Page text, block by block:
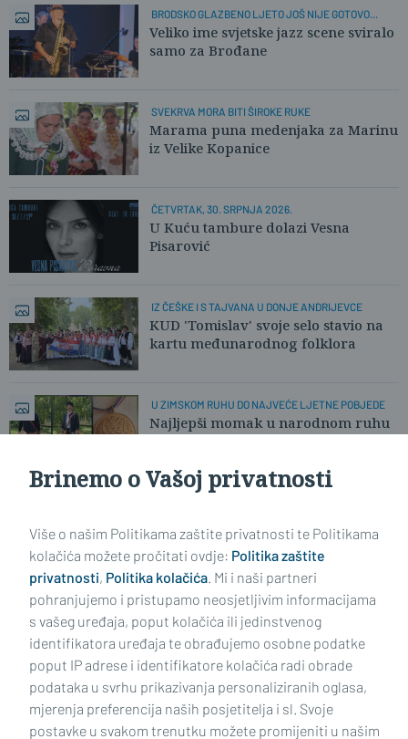
BRODSKO GLAZBENO LJETO JOŠ NIJE GOTOVO...
Veliko ime svjetske jazz scene sviralo
samo za Brođane
SVEKRVA MORA BITI ŠIROKE RUKE
Marama puna medenjaka za Marinu
iz Velike Kopanice
ČETVRTAK, 30. SRPNJA 2026.
U Kuću tambure dolazi Vesna
Pisarović
IZ ČEŠKE I S TAJVANA U DONJE ANDRIJEVCE
KUD 'Tomislav' svoje selo stavio na
kartu međunarodnog folklora
U ZIMSKOM RUHU DO NAJVEĆE LJETNE POBJEDE
Najljepši momak u narodnom ruhu
Impressum Uvjeti korištenja Politika privatnosti
Brinemo o Vašoj privatnosti
Više o našim Politikama zaštite privatnosti te Politikama
kolačića možete pročitati ovdje: Politika zaštite
privatnosti, Politika kolačića. Mi i naši partneri
pohranjujemo i pristupamo neosjetljivim informacijama
s vašeg uređaja, poput kolačića ili jedinstvenog
identifikatora uređaja te obrađujemo osobne podatke
poput IP adrese i identifikatore kolačića radi obrade
podataka u svrhu prikazivanja personaliziranih oglasa,
mjerenja preferencija naših posjetitelja i sl. Svoje
postavke u svakom trenutku možete promijeniti u našim